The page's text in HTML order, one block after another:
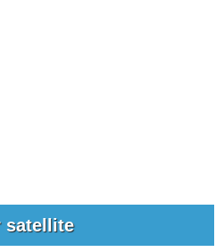
satellite